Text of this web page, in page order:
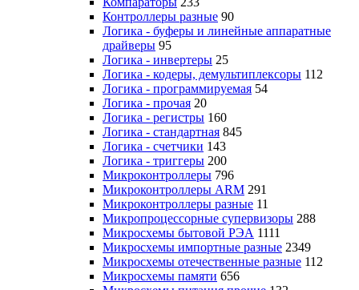
Контроллеры разные 90
Логика - буферы и линейные аппаратные
драйверы 95
Логика - инвертеры 25
Логика - кодеры, демультиплексоры 112
Логика - программируемая 54
Логика - прочая 20
Логика - регистры 160
Логика - стандартная 845
Логика - счетчики 143
Логика - триггеры 200
Микроконтроллеры 796
Микроконтроллеры ARM 291
Микроконтроллеры разные 11
Микропроцессорные супервизоры 288
Микросхемы бытовой РЭА 1111
Микросхемы импортные разные 2349
Микросхемы отечественные разные 112
Микросхемы памяти 656